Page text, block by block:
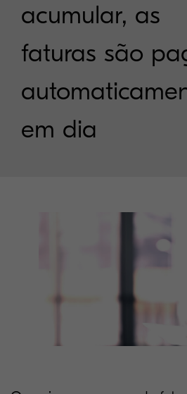
acumular, as
faturas são
em dia